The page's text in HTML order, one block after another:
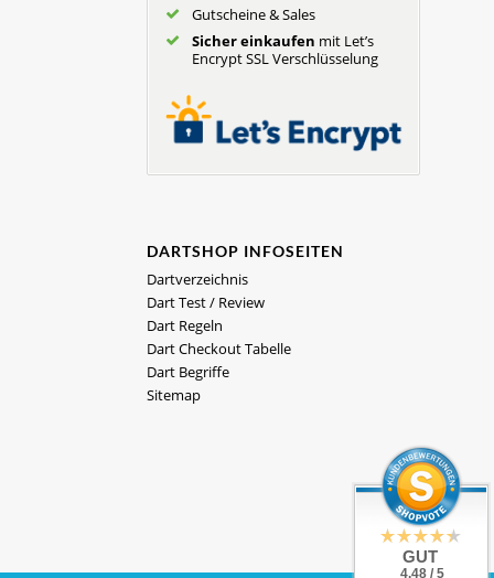
Gutscheine & Sales
Sicher einkaufen mit Let’s
Encrypt SSL Verschlüsselung
DARTSHOP INFOSEITEN
Dartverzeichnis
Dart Test / Review
Dart Regeln
Dart Checkout Tabelle
Dart Begriffe
Sitemap
GUT
4.48 / 5